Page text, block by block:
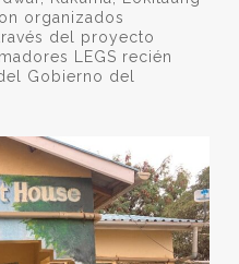
organizados
del proyecto
LEGS recién
Gobierno del